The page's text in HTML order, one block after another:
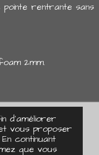
d’améliorer
vous proposer
continuant
que vous
rentrante sans
2mm.